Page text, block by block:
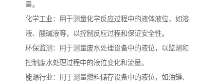
量。
化学工业：用于测量化学反应过程中的液体液位，如溶
液、酸碱液等，以控制反应过程和保证安全性。
环保监测：用于测量废水处理设备中的液位，以监测和
控制废水处理过程中的液位变化和流量。
能源行业：用于测量燃料储存设备中的液位，如油罐、